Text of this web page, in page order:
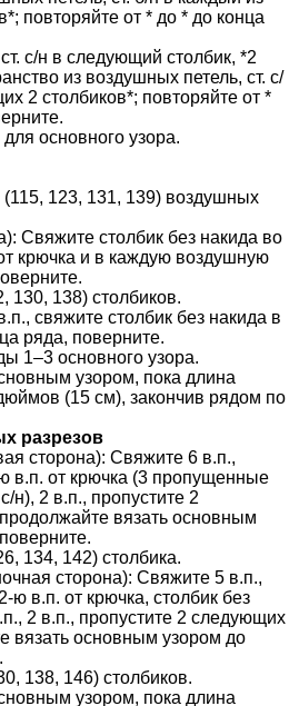
повторяйте от * до * до конца
с/н в следующий столбик, *2
из воздушных петель, ст. с/
2 столбиков*; повторяйте от *
основного узора.
123, 131, 139) воздушных
Свяжите столбик без накида во
крючка и в каждую воздушную
130, 138) столбиков.
свяжите столбик без накида в
ряда, поверните.
1–3 основного узора.
узором, пока длина
(15 см), закончив рядом по
разрезов
сторона): Свяжите 6 в.п.,
в.п. от крючка (3 пропущенные
н), 2 в.п., пропустите 2
вязать основным
134, 142) столбика.
сторона): Свяжите 5 в.п.,
ю в.п. от крючка, столбик без
2 в.п., пропустите 2 следующих
вязать основным узором до
138, 146) столбиков.
узором, пока длина